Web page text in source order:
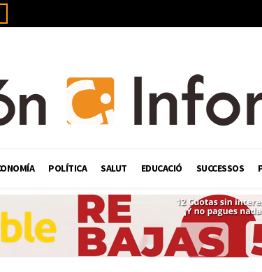
POLÍTICA SALUT EDUCACIÓ SUCCESSOS